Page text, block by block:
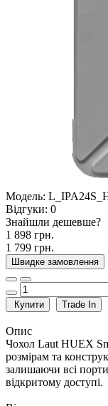
Модель:
Відгуки: 0
Знайшли дешевше?
1 898 грн.
1 799 грн.
Швидке замовлення
Купити Trade In
Опис
Чохол Laut HUEX
розмірам та
залишаючи всі
відкритому доступі.